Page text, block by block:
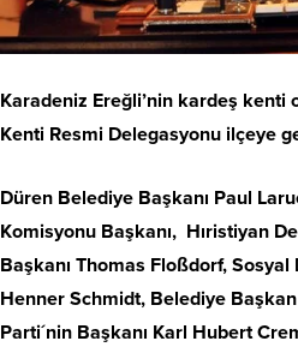
Karadeniz Ereğli’nin kardeş kenti
Kenti Resmi Delegasyonu ilçeye
Düren Belediye Başkanı Paul
Komisyonu Başkanı, Hıristiyan
Başkanı Thomas Floßdorf,
Henner Schmidt, Belediye
Parti´nin Başkanı Karl Hubert